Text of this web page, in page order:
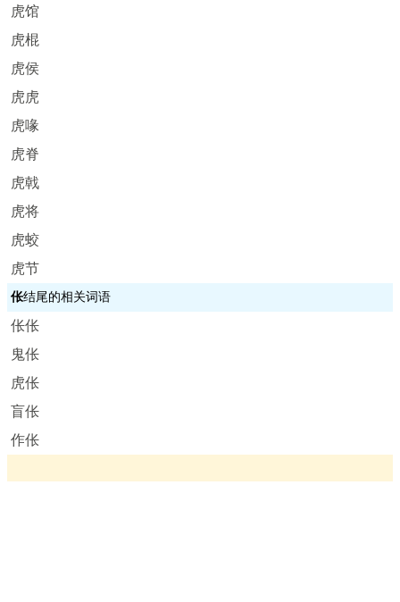
虎馆
虎棍
虎侯
虎虎
虎喙
虎脊
虎戟
虎将
虎蛟
虎节
伥结尾的相关词语
伥伥
鬼伥
虎伥
盲伥
作伥